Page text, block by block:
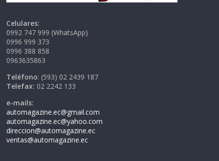
Celulares:
0992 747 999 (WhatsApp)
0996 999 373
0996 388 858
0963635863
Teléfono: (593) 02 2439 187
Telefax: 02 2242 133
e-mails:
automagazine.ec@gmail.com
automagazine.ec@yahoo.com
direccion@automagazine.ec
ventas@automagazine.ec